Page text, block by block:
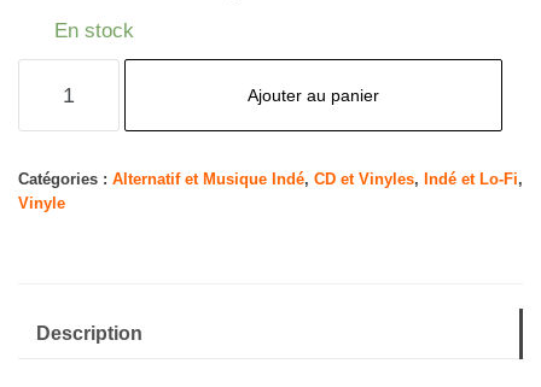
En stock
Ajouter au panier
Catégories : Alternatif et Musique Indé, CD et Vinyles, Indé et Lo-Fi,
Vinyle
Description